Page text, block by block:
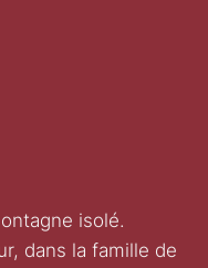
isolé.
dans la famille de